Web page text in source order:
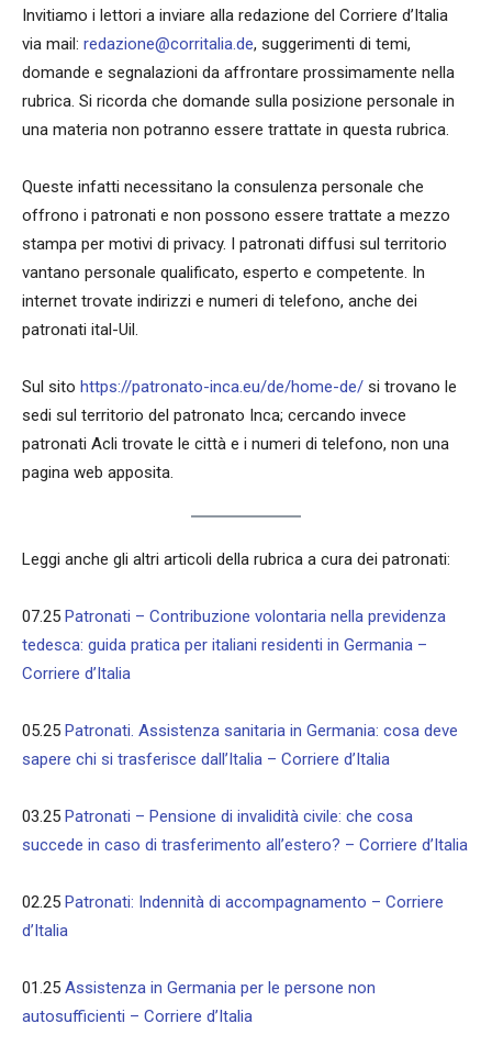
Invitiamo i lettori a inviare alla redazione del Corriere d’Italia
via mail: redazione@corritalia.de, suggerimenti di temi,
domande e segnalazioni da affrontare prossimamente nella
rubrica. Si ricorda che domande sulla posizione personale in
una materia non potranno essere trattate in questa rubrica.
Queste infatti necessitano la consulenza personale che
offrono i patronati e non possono essere trattate a mezzo
stampa per motivi di privacy. I patronati diffusi sul territorio
vantano personale qualificato, esperto e competente. In
internet trovate indirizzi e numeri di telefono, anche dei
patronati ital-Uil.
Sul sito https://patronato-inca.eu/de/home-de/ si trovano le
sedi sul territorio del patronato Inca; cercando invece
patronati Acli trovate le città e i numeri di telefono, non una
pagina web apposita.
Leggi anche gli altri articoli della rubrica a cura dei patronati:
07.25 Patronati – Contribuzione volontaria nella previdenza
tedesca: guida pratica per italiani residenti in Germania –
Corriere d’Italia
05.25 Patronati. Assistenza sanitaria in Germania: cosa deve
sapere chi si trasferisce dall’Italia – Corriere d’Italia
03.25 Patronati – Pensione di invalidità civile: che cosa
succede in caso di trasferimento all’estero? – Corriere d’Italia
02.25 Patronati: Indennità di accompagnamento – Corriere
d’Italia
01.25 Assistenza in Germania per le persone non
autosufficienti – Corriere d’Italia